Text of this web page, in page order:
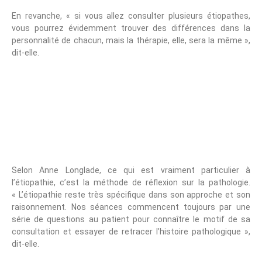
En revanche, « si vous allez consulter plusieurs étiopathes,
vous pourrez évidemment trouver des différences dans la
personnalité de chacun, mais la thérapie, elle, sera la même »,
dit-elle.
Selon Anne Longlade, ce qui est vraiment particulier à
l’étiopathie, c’est la méthode de réflexion sur la pathologie.
« L’étiopathie reste très spécifique dans son approche et son
raisonnement. Nos séances commencent toujours par une
série de questions au patient pour connaître le motif de sa
consultation et essayer de retracer l’histoire pathologique »,
dit-elle.